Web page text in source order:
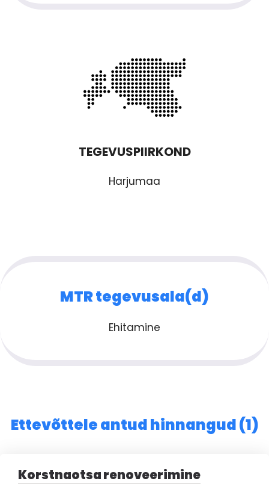
TEGEVUSPIIRKOND
Harjumaa
MTR tegevusala(d)
Ehitamine
Ettevõttele antud hinnangud (1)
Korstnaotsa renoveerimine